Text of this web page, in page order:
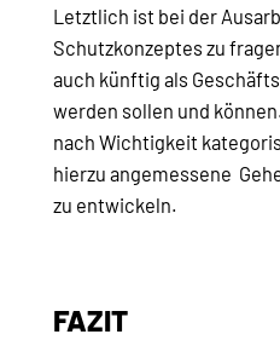
Letztlich ist bei der
Schutzkonzeptes zu
auch künftig als
werden sollen und
nach Wichtigkeit
hierzu angemessene
zu entwickeln.
FAZIT